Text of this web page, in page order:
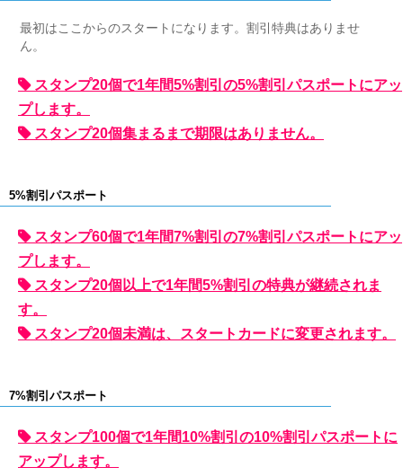
最初はここからのスタートになります。割引特典はありませ
ん。
スタンプ20個で1年間5%割引の5%割引パスポートにアッ
プします。
スタンプ20個集まるまで期限はありません。
5%割引パスポート
スタンプ60個で1年間7%割引の7%割引パスポートにアッ
プします。
スタンプ20個以上で1年間5%割引の特典が継続されま
す。
スタンプ20個未満は、スタートカードに変更されます。
7%割引パスポート
スタンプ100個で1年間10%割引の10%割引パスポートに
アップします。